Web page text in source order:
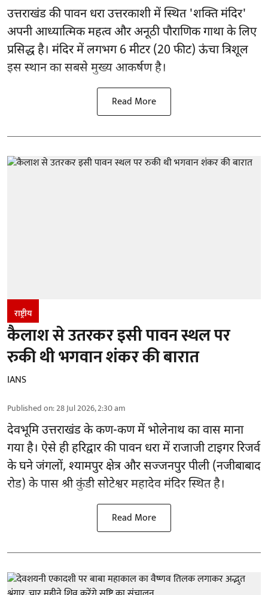
उत्तराखंड की पावन धरा उत्तरकाशी में स्थित 'शक्ति मंदिर'
अपनी आध्यात्मिक महत्व और अनूठी पौराणिक गाथा के लिए
प्रसिद्ध है। मंदिर में लगभग 6 मीटर (20 फीट) ऊंचा त्रिशूल
इस स्थान का सबसे मुख्य आकर्षण है।
Read More
राष्ट्रीय
कैलाश से उतरकर इसी पावन स्थल पर
रुकी थी भगवान शंकर की बारात
IANS
Published on:28 Jul 2026, 2:30 am
देवभूमि उत्तराखंड के कण-कण में भोलेनाथ का वास माना
गया है। ऐसे ही हरिद्वार की पावन धरा में राजाजी टाइगर रिजर्व
के घने जंगलों, श्यामपुर क्षेत्र और सज्जनपुर पीली (नजीबाबाद
रोड) के पास श्री कुंडी सोटेश्वर महादेव मंदिर स्थित है।
Read More